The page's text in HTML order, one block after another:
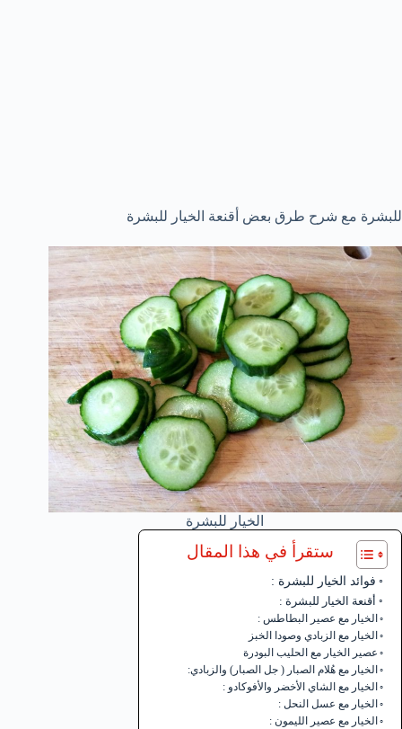
للبشرة مع شرح طرق بعض أقنعة الخيار للبشرة
الخيار للبشرة
ستقرأ في هذا المقال
فوائد الخيار للبشرة :
أقنعة الخيار للبشرة :
الخيار مع عصير البطاطس :
الخيار مع الزبادي وصودا الخبز
عصير الخيار مع الحليب البودرة
الخيار مع هُلام الصبار ( جل الصبار) والزبادي:
الخيار مع الشاي الأخضر والأفوكادو :
الخيار مع عسل النحل :
الخيار مع عصير الليمون :